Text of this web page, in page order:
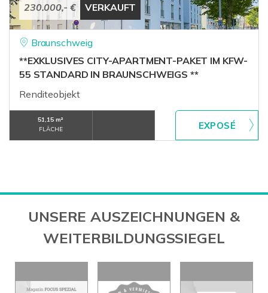
230.000,- € VERKAUFT
Braunschweig
**EXKLUSIVES CITY-APARTMENT-PAKET IM KFW-
55 STANDARD IN BRAUNSCHWEIGS **
Renditeobjekt
51,15 m²
FLÄCHE
UNSERE AUSZEICHNUNGEN &
WEITERBILDUNGSSIEGEL